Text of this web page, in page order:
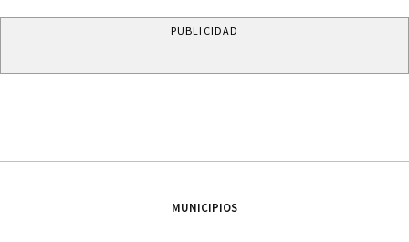
PUBLICIDAD
MUNICIPIOS